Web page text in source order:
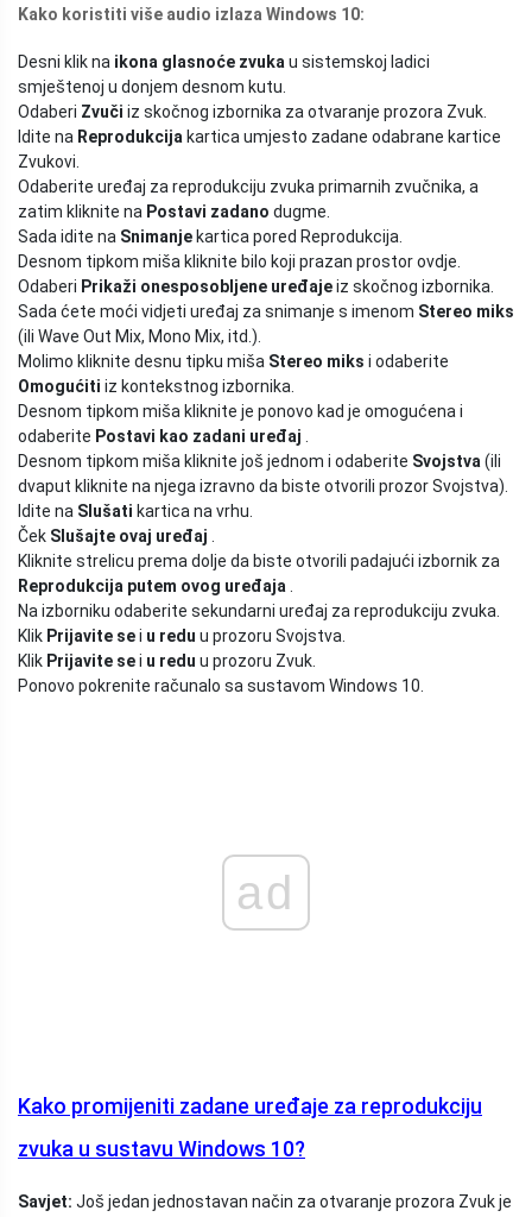
Kako koristiti više audio izlaza Windows 10:
Desni klik na ikona glasnoće zvuka u sistemskoj ladici
smještenoj u donjem desnom kutu.
Odaberi Zvuči iz skočnog izbornika za otvaranje prozora Zvuk.
Idite na Reprodukcija kartica umjesto zadane odabrane kartice
Zvukovi.
Odaberite uređaj za reprodukciju zvuka primarnih zvučnika, a
zatim kliknite na Postavi zadano dugme.
Sada idite na Snimanje kartica pored Reprodukcija.
Desnom tipkom miša kliknite bilo koji prazan prostor ovdje.
Odaberi Prikaži onesposobljene uređajeiz skočnog izbornika.
Sada ćete moći vidjeti uređaj za snimanje s imenom Stereo miks
(ili Wave Out Mix, Mono Mix, itd.).
Molimo kliknite desnu tipku miša Stereo miks i odaberite
Omogućiti iz kontekstnog izbornika.
Desnom tipkom miša kliknite je ponovo kad je omogućena i
odaberite Postavi kao zadani uređaj
Desnom tipkom miša kliknite još jednom i odaberite Svojstva (ili
dvaput kliknite na njega izravno da biste otvorili prozor Svojstva).
Idite na Slušati kartica na vrhu.
Ček Slušajte ovaj uređaj
Kliknite strelicu prema dolje da biste otvorili padajući izbornik za
Reprodukcija putem ovog uređaja
Na izborniku odaberite sekundarni uređaj za reprodukciju zvuka.
Klik Prijavite sei u redu u prozoru Svojstva.
Klik Prijavite sei u redu u prozoru Zvuk.
Ponovo pokrenite računalo sa sustavom Windows 10.
ad
Kako promijeniti zadane uređaje za reprodukciju
zvuka u sustavu Windows 10?
Savjet: Još jedan jednostavan način za otvaranje prozora Zvuk je